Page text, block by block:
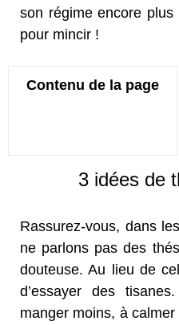
son régime encore plus
pour mincir !
Contenu de la page
3 idées de
Rassurez-vous, dans
ne parlons pas des
douteuse. Au lieu de
d’essayer des
manger moins, à